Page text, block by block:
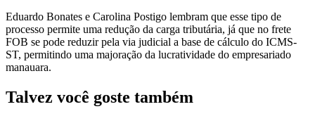
Eduardo Bonates e Carolina Postigo lembram que esse tipo de
processo permite uma redução da carga tributária, já que no frete
FOB se pode reduzir pela via judicial a base de cálculo do ICMS-
ST, permitindo uma majoração da lucratividade do empresariado
manauara.
Talvez você goste também